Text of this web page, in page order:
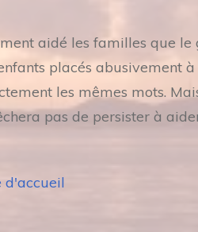
aidé les familles que
placés abusivement
les mêmes mots.
pas de persister à
d'accueil